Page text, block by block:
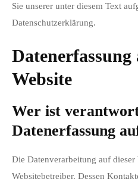
Sie unserer unter diesem Text
Datenschutzerklärung.
Datenerfassung
Website
Wer ist
Datenerfassung
Die Datenverarbeitung auf
Websitebetreiber. Dessen